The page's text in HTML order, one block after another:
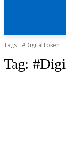
Tags #DigitalToken
Tag: